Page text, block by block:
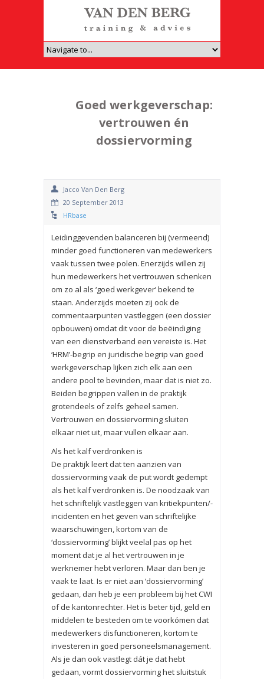
Goed werkgeverschap:
vertrouwen én
dossiervorming
Jacco Van Den Berg
20 September 2013
HRbase
Leidinggevenden balanceren bij (vermeend)
minder goed functioneren van medewerkers
vaak tussen twee polen. Enerzijds willen zij
hun medewerkers het vertrouwen schenken
om zo al als ‘goed werkgever’ bekend te
staan. Anderzijds moeten zij ook de
commentaarpunten vastleggen (een dossier
opbouwen) omdat dit voor de beëindiging
van een dienstverband een vereiste is. Het
‘HRM’-begrip en juridische begrip van goed
werkgeverschap lijken zich elk aan een
andere pool te bevinden, maar dat is niet zo.
Beiden begrippen vallen in de praktijk
grotendeels of zelfs geheel samen.
Vertrouwen en dossiervorming sluiten
elkaar niet uit, maar vullen elkaar aan.
Als het kalf verdronken is
De praktijk leert dat ten aanzien van
dossiervorming vaak de put wordt gedempt
als het kalf verdronken is. De noodzaak van
het schriftelijk vastleggen van kritiekpunten/-
incidenten en het geven van schriftelijke
waarschuwingen, kortom van de
‘dossiervorming’ blijkt veelal pas op het
moment dat je al het vertrouwen in je
werknemer hebt verloren. Maar dan ben je
vaak te laat. Is er niet aan ‘dossiervorming’
gedaan, dan heb je een probleem bij het CWI
of de kantonrechter. Het is beter tijd, geld en
middelen te besteden om te voorkómen dat
medewerkers disfunctioneren, kortom te
investeren in goed personeelsmanagement.
Als je dan ook vastlegt dát je dat hebt
gedaan, vormt dossiervorming het sluitstuk